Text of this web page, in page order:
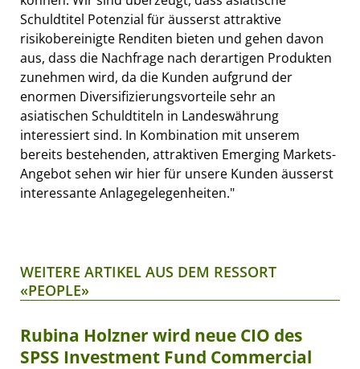
Schuldtitel Potenzial für äusserst attraktive
risikobereinigte Renditen bieten und gehen davon
aus, dass die Nachfrage nach derartigen Produkten
zunehmen wird, da die Kunden aufgrund der
enormen Diversifizierungsvorteile sehr an
asiatischen Schuldtiteln in Landeswährung
interessiert sind. In Kombination mit unserem
bereits bestehenden, attraktiven Emerging Markets-
Angebot sehen wir hier für unsere Kunden äusserst
interessante Anlagegelegenheiten."
WEITERE ARTIKEL AUS DEM RESSORT
«PEOPLE»
Rubina Holzner wird neue CIO des
SPSS Investment Fund Commercial